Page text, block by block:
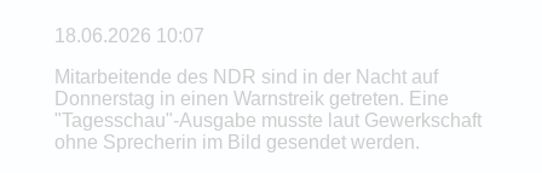
18.06.2026 10:07
Mitarbeitende des NDR sind in der Nacht auf
Donnerstag in einen Warnstreik getreten. Eine
"Tagesschau"-Ausgabe musste laut Gewerkschaft
ohne Sprecherin im Bild gesendet werden.